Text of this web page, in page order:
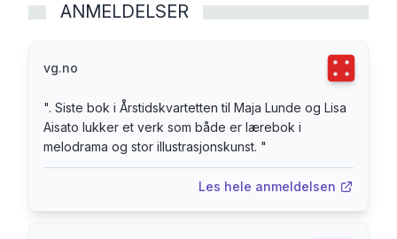
stund. Her får Isabella endelig venner, her hører
Folk i landsbyen planlegger De dødes fest. Og i
skogen står et merkelig gammelt eiketre. Noen
venter på Isabella der ute. Kanskje med svarene
ANMELDELSER
vg.no
". Siste bok i Årstidskvartetten til Maja Lunde og Lisa
Aisato lukker et verk som både er lærebok i
melodrama og stor illustrasjonskunst. "
Les hele anmeldelsen